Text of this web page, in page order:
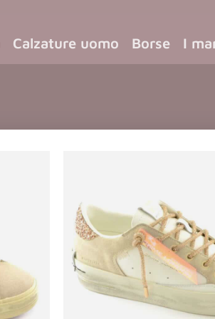
Calzature uomo Borse I